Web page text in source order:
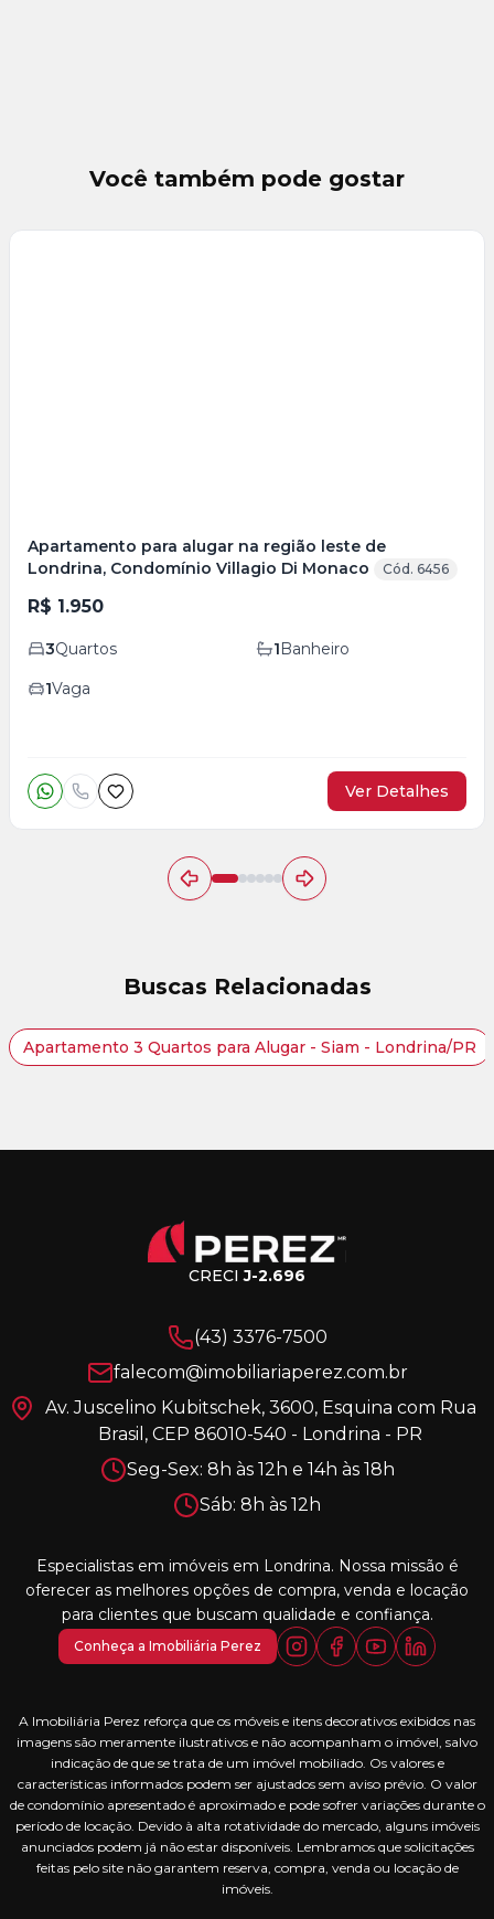
Você também pode gostar
Apartamento para alugar na região leste de
Londrina, Condomínio Villagio Di Monaco
Cód. 6456
R$ 1.950
3Quartos 1Banheiro
1Vaga
Ver Detalhes
Buscas Relacionadas
Apartamento 3 Quartos para Alugar - Siam - Londrina/PR
CRECIJ-2.696
(43) 3376-7500
falecom@imobiliariaperez.com.br
Av. Juscelino Kubitschek, 3600, Esquina com Rua
Brasil, CEP 86010-540 - Londrina - PR
Seg-Sex: 8h às 12h e 14h às 18h
Sáb: 8h às 12h
Especialistas em imóveis em Londrina. Nossa missão é
oferecer as melhores opções de compra, venda e locação
para clientes que buscam qualidade e confiança.
Conheça a Imobiliária Perez
A Imobiliária Perez reforça que os móveis e itens decorativos exibidos nas
imagens são meramente ilustrativos e não acompanham o imóvel, salvo
indicação de que se trata de um imóvel mobiliado. Os valores e
características informados podem ser ajustados sem aviso prévio. O valor
de condomínio apresentado é aproximado e pode sofrer variações durante o
período de locação. Devido à alta rotatividade do mercado, alguns imóveis
anunciados podem já não estar disponíveis. Lembramos que solicitações
feitas pelo site não garantem reserva, compra, venda ou locação de
imóveis.